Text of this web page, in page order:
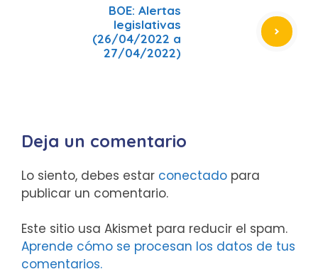
BOE: Alertas
legislativas
(26/04/2022 a
27/04/2022)
Deja un comentario
Lo siento, debes estar conectado para
publicar un comentario.
Este sitio usa Akismet para reducir el spam.
Aprende cómo se procesan los datos de tus
comentarios.